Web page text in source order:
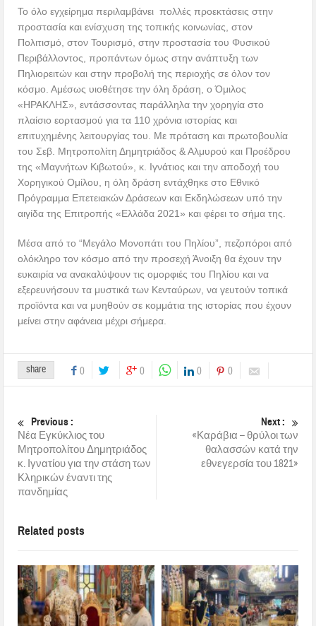
Το όλο εγχείρημα περιλαμβάνει πολλές προεκτάσεις στην
προστασία και ενίσχυση της τοπικής κοινωνίας, στον
Πολιτισμό, στον Τουρισμό, στην προστασία του Φυσικού
Περιβάλλοντος, προπάντων όμως στην ανάπτυξη των
Πηλιορειτών και στην προβολή της περιοχής σε όλον τον
κόσμο. Αμέσως υιοθέτησε την όλη δράση, ο Όμιλος
«ΗΡΑΚΛΗΣ», εντάσσοντας παράλληλα την χορηγία στο
πλαίσιο εορτασμού για τα 110 χρόνια ιστορίας και
επιτυχημένης λειτουργίας του. Με πρόταση και πρωτοβουλία
του Σεβ. Μητροπολίτη Δημητριάδος & Αλμυρού και Προέδρου
της «Μαγνήτων Κιβωτού», κ. Ιγνάτιος και την αποδοχή του
Χορηγικού Ομίλου, η όλη δράση εντάχθηκε στο Εθνικό
Πρόγραμμα Επετειακών Δράσεων και Εκδηλώσεων υπό την
αιγίδα της Επιτροπής «Ελλάδα 2021» και φέρει το σήμα της.
Μέσα από το “Μεγάλο Μονοπάτι του Πηλίου”, πεζοπόροι από
ολόκληρο τον κόσμο από την προσεχή Άνοιξη θα έχουν την
ευκαιρία να ανακαλύψουν τις ομορφιές του Πηλίου και να
εξερευνήσουν τα μυστικά των Κενταύρων, να γευτούν τοπικά
προϊόντα και να μυηθούν σε κομμάτια της ιστορίας που έχουν
μείνει στην αφάνεια μέχρι σήμερα.
share 0 0 0 0
Previous :
Νέα Εγκύκλιος του
Μητροπολίτου Δημητριάδος
κ. Ιγνατίου για την στάση των
Κληρικών έναντι της
πανδημίας
Next :
«Καράβια – θρύλοι των
θαλασσών κατά την
εθνεγερσία του 1821»
Related posts